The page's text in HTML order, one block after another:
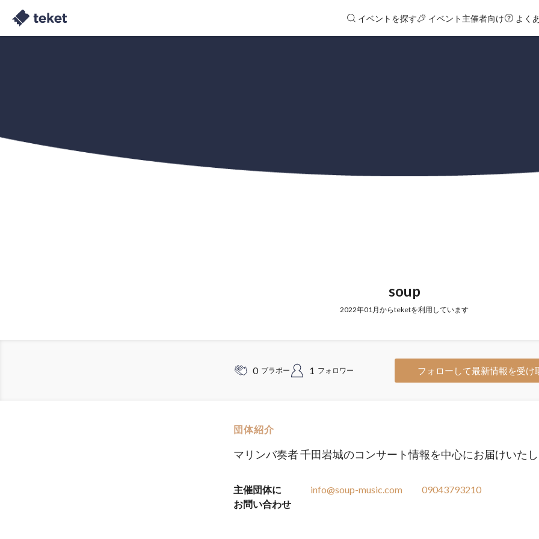
イベントを探す イベント主催者向け よく
soup
2022年01月からteketを利用しています
0 ブラボー 1 フォロワー フォローして最新情報を受け
団体紹介
マリンバ奏者 千田岩城のコンサート情報を中心にお届けいたし
主催団体に
お問い合わせ
info@soup-music.com 09043793210